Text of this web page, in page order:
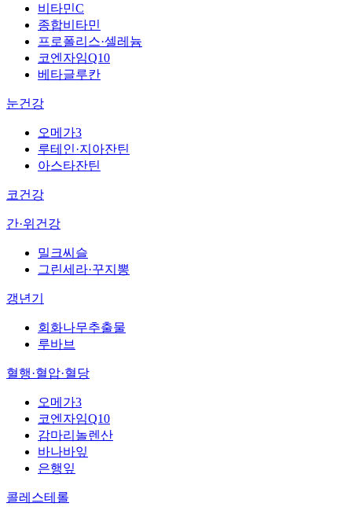
비타민C
종합비타민
프로폴리스·셀레늄
코엔자임Q10
베타글루칸
눈건강
오메가3
루테인·지아잔틴
아스타잔틴
코건강
간·위건강
밀크씨슬
그린세라·꾸지뽕
갱년기
회화나무추출물
루바브
혈행·혈압·혈당
오메가3
코엔자임Q10
감마리놀렌산
바나바잎
은행잎
콜레스테롤